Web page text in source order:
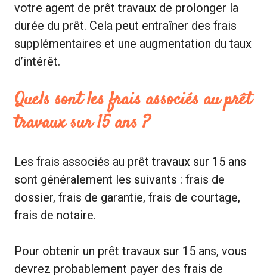
votre agent de prêt travaux de prolonger la
durée du prêt. Cela peut entraîner des frais
supplémentaires et une augmentation du taux
d’intérêt.
Quels sont les frais associés au prêt
travaux sur 15 ans ?
Les frais associés au prêt travaux sur 15 ans
sont généralement les suivants : frais de
dossier, frais de garantie, frais de courtage,
frais de notaire.
Pour obtenir un prêt travaux sur 15 ans, vous
devrez probablement payer des frais de